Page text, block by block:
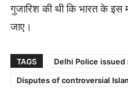
गुजारिश की थी कि भारत के इस
जाए।
TAGS
Delhi Police issued
Disputes of controversial